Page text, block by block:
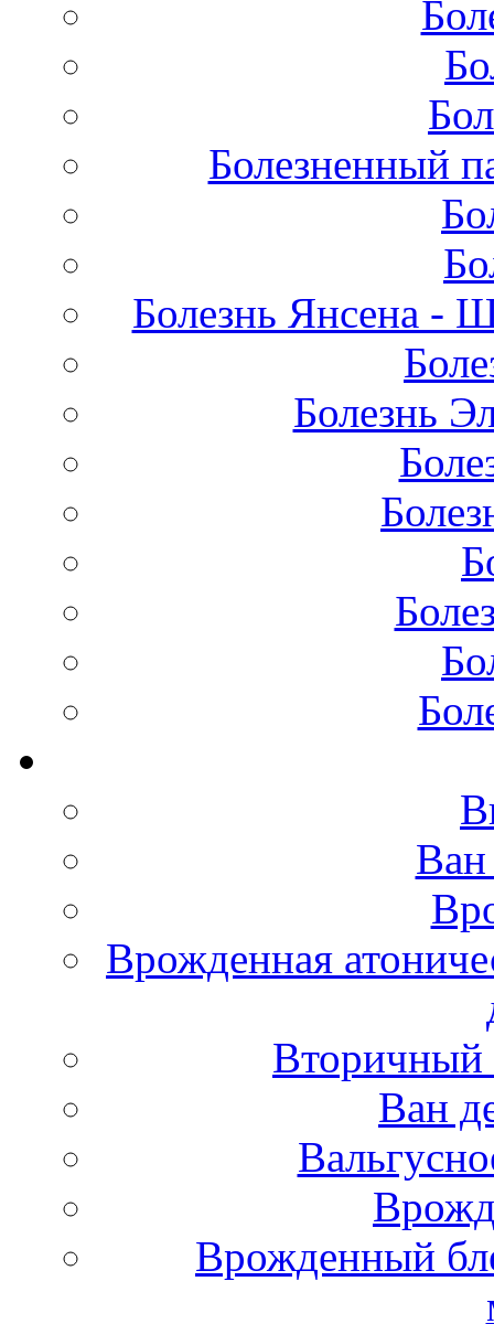
Болезненный
Болезнь Янсена -
Болезнь
Врожденная
Вторичный
Ван
Врожденный